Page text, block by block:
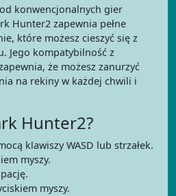
konwencjonalnych gier
Hunter2 zapewnia pełne
które możesz cieszyć się z
Jego kompatybilność z
że możesz zanurzyć
na rekiny w każdej chwili i
Hunter2?
klawiszy WASD lub strzałek.
myszy.
myszy.